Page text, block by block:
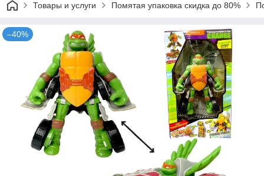
Товары и услуги Помятая упаковка скидка до 80%
–40%